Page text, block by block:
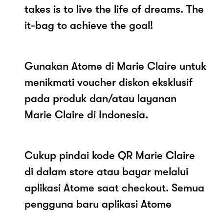
takes is to live the life of dreams. The
it-bag to achieve the goal!
Gunakan Atome di Marie Claire untuk
menikmati voucher diskon eksklusif
pada produk dan/atau layanan
Marie Claire di Indonesia.
Cukup pindai kode QR Marie Claire
di dalam store atau bayar melalui
aplikasi Atome saat checkout. Semua
pengguna baru aplikasi Atome